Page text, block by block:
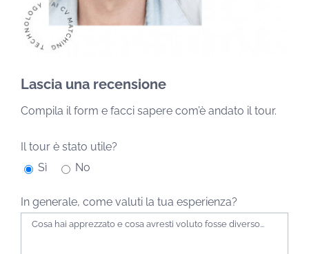
Lascia una recensione
Compila il form e facci sapere com’è andato il tour.
Il tour è stato utile?
Sì
No
In generale, come valuti la tua esperienza?